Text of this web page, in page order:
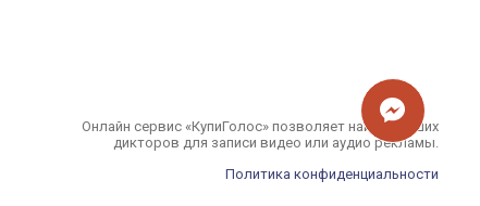
Онлайн сервис «КупиГолос» позволяет найти лучших
дикторов для записи видео или аудио рекламы.
Политика конфиденциальности